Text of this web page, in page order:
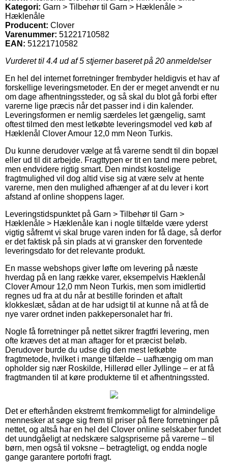
Kategori: Garn > Tilbehør til Garn > Hæklenåle >
Hæklenåle
Producent: Clover
Varenummer: 51221710582
EAN: 51221710582
Vurderet til 4.4 ud af 5 stjerner baseret på 20 anmeldelser
En hel del internet forretninger frembyder heldigvis et hav af
forskellige leveringsmetoder. En der er meget anvendt er nu
om dage afhentningssteder, og så skal du blot gå forbi efter
varerne lige præcis når det passer ind i din kalender.
Leveringsformen er nemlig særdeles let gængelig, samt
oftest tilmed den mest letkøbte leveringsmodel ved køb af
Hæklenål Clover Amour 12,0 mm Neon Turkis.
Du kunne derudover vælge at få varerne sendt til din bopæl
eller ud til dit arbejde. Fragttypen er tit en tand mere pebret,
men endvidere rigtig smart. Den mindst kostelige
fragtmulighed vil dog altid vise sig at være selv at hente
varerne, men den mulighed afhænger af at du lever i kort
afstand af online shoppens lager.
Leveringstidspunktet på Garn > Tilbehør til Garn >
Hæklenåle > Hæklenåle kan i nogle tilfælde være yderst
vigtig såfremt vi skal bruge varen inden for få dage, så derfor
er det faktisk på sin plads at vi gransker den forventede
leveringsdato for det relevante produkt.
En masse webshops giver løfte om levering på næste
hverdag på en lang række varer, eksempelvis Hæklenål
Clover Amour 12,0 mm Neon Turkis, men som imidlertid
regnes ud fra at du når at bestille forinden et aftalt
klokkeslæt, sådan at de har udsigt til at kunne nå at få de
nye varer ordnet inden pakkepersonalet har fri.
Nogle få forretninger på nettet sikrer fragtfri levering, men
ofte kræves det at man aftager for et præcist beløb.
Derudover burde du udse dig den mest letkøbte
fragtmetode, hvilket i mange tilfælde – uafhængig om man
opholder sig nær Roskilde, Hillerød eller Jyllinge – er at få
fragtmanden til at køre produkterne til et afhentningssted.
Det er efterhånden ekstremt fremkommeligt for almindelige
mennesker at søge sig frem til priser på flere forretninger på
nettet, og altså har en hel del Clover online selskaber fundet
det uundgåeligt at nedskære salgspriserne på varerne – til
børn, men også til voksne – betragteligt, og endda nogle
gange garantere portofri fragt.